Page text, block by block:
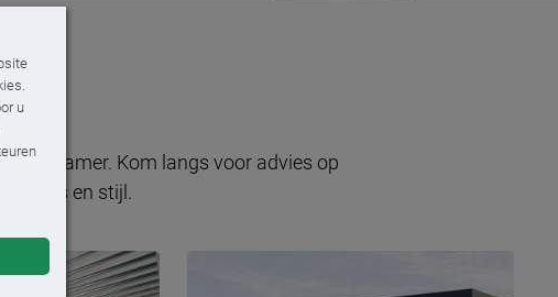
u
Kom langs voor advies op
huis en stijl.